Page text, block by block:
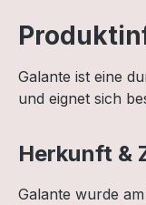
Galante ist eine
und eignet sich
Herkunft &
Galante wurde